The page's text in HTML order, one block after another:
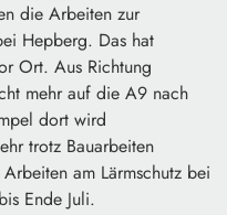
die Arbeiten zur
Hepberg. Das hat
Ort. Aus Richtung
mehr auf die A9 nach
dort wird
trotz Bauarbeiten
am Lärmschutz bei
Ende Juli.